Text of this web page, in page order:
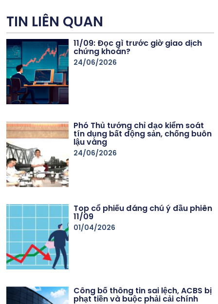
TIN LIÊN QUAN
11/09: Đọc gì trước giờ giao dịch
chứng khoán?
24/06/2026
Phó Thủ tướng chỉ đạo kiểm soát
tín dụng bất động sản, chống buôn
lậu vàng
24/06/2026
Top cổ phiếu đáng chú ý đầu phiên
11/09
01/04/2026
Công bố thông tin sai lệch, ACBS bị
phạt tiền và buộc phải cải chính